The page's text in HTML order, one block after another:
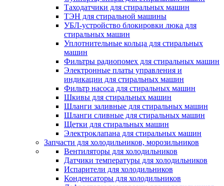
Таходатчики для стиральных машин
ТЭН для стиральной машины
УБЛ-устройство блокировки люка для
стиральных машин
Уплотнительные кольца для стиральных
машин
Фильтры радиопомех для стиральных машин
Электронные платы управления и
индикации для стиральных машин
Фильтр насоса для стиральных машин
Шкивы для стиральных машин
Шланги заливные для стиральных машин
Шланги сливные для стиральных машин
Щетки для стиральных машин
Электроклапана для стиральных машин
Запчасти для холодильников, морозильников
Вентиляторы для холодильников
Датчики температуры для холодильников
Испарители для холодильников
Конденсаторы для холодильников